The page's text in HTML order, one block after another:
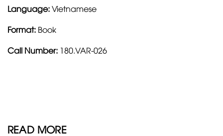
Language:Vietnamese
Format: Book
Call Number: 180.VAR-026
READ MORE